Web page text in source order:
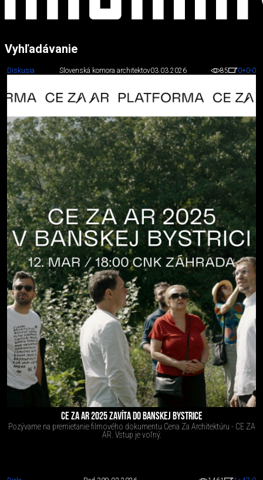
Vyhľadávanie
Diskusia Slovenská komora architektov03.03.2026 85 0+0-0
CE ZA AR 2025 ZAVÍTA DO BANSKEJ BYSTRICE
Pozývame na premietanie filmového dokumentu Cena Za Architektúru - CE ZA
AR. Vstup je voľný.